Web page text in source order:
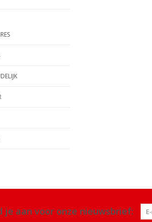
je aan voor onze nieuwsbrief: